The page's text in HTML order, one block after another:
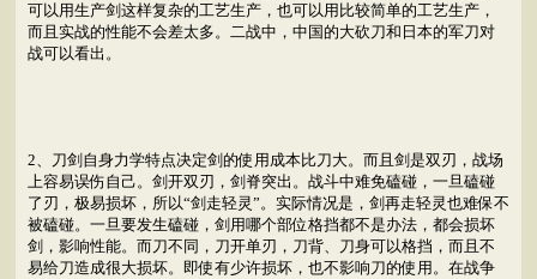
可以用生产剑这样复杂的工艺生产，也可以用比较简单的工艺生产，
而且实战的性能不会差太多。二战中，中国的大砍刀和日本的军刀对
战可以看出。
2、刀剑自身力学特点决定剑的使用成本比刀大。而且剑是双刃，战场
上容易误伤自己。剑开双刃，剑脊突出。战斗中难免磕碰，一旦磕碰
了刃，极易损坏，所以“剑走轻灵”。实际情况是，剑再走轻灵也难保不
被磕碰。一旦要发生磕碰，剑用哪个部位格挡都不是办法，都会损坏
剑，影响性能。而刀不同，刀开单刃，刀背、刀身可以格挡，而且不
易给刀造成很大损坏。即使有少许损坏，也不影响刀的使用。在战争